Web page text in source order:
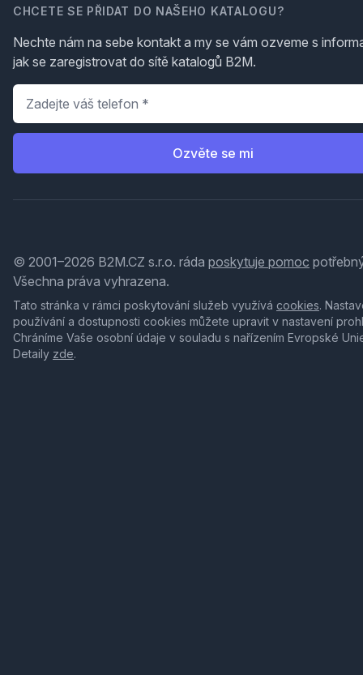
CHCETE SE PŘIDAT DO NAŠEHO KATALOGU?
Nechte nám na sebe kontakt a my se vám ozveme s
jak se zaregistrovat do sítě katalogů B2M.
Telefon
Ozvěte se mi
© 2001–2026 B2M.CZ s.r.o. ráda poskytuje pomoc
Všechna práva vyhrazena.
Tato stránka v rámci poskytování služeb využívá cookies.
používání a dostupnosti cookies můžete upravit v nastavení
Chráníme Vaše osobní údaje v souladu s nařízením Evropské
Detaily zde.